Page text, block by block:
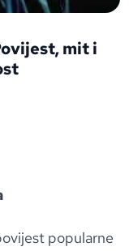
mit i
popularne